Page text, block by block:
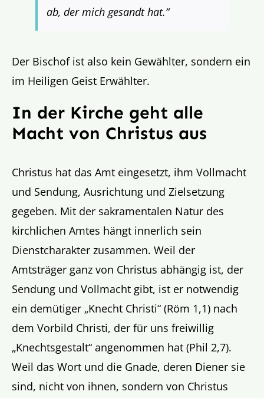
ab, der mich gesandt hat.“
Der Bischof ist also kein Gewählter, sondern ein
im Heiligen Geist Erwählter.
In der Kirche geht alle
Macht von Christus aus
Christus hat das Amt eingesetzt, ihm Vollmacht
und Sendung, Ausrichtung und Zielsetzung
gegeben. Mit der sakramentalen Natur des
kirchlichen Amtes hängt innerlich sein
Dienstcharakter zusammen. Weil der
Amtsträger ganz von Christus abhängig ist, der
Sendung und Vollmacht gibt, ist er notwendig
ein demütiger „Knecht Christi“ (Röm 1,1) nach
dem Vorbild Christi, der für uns freiwillig
„Knechtsgestalt“ angenommen hat (Phil 2,7).
Weil das Wort und die Gnade, deren Diener sie
sind, nicht von ihnen, sondern von Christus